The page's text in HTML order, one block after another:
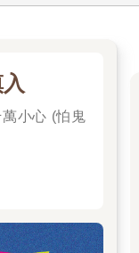
小心 (怕鬼